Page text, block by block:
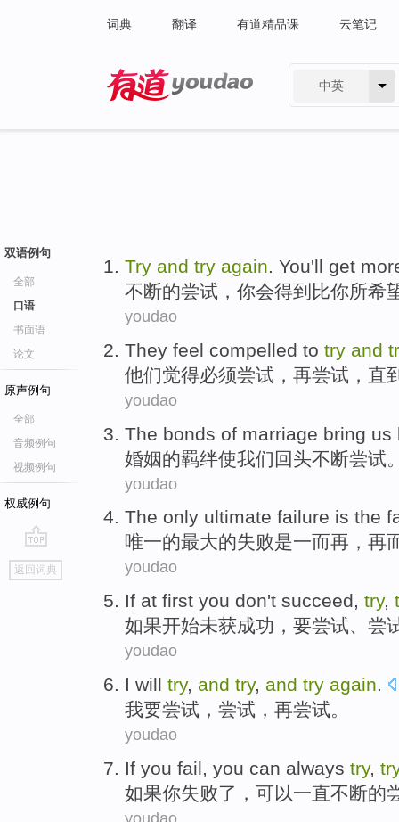
词典 翻译 有道精品课 云笔记
中英
双语例句
全部
口语
书面语
论文
原声例句
全部
音频例句
视频例句
权威例句
go
top
返回词典
Try and try again. You'll get
不断的尝试 ， 你会得到 比你所希
youdao
They feel compelled to try and
他们觉得必须尝试 ， 再尝试， 直
youdao
The bonds of marriage bring us
婚姻的羁绊使我们 回头不断尝试
youdao
The only ultimate failure is the
唯一的最大的失败是一而再 ， 再
youdao
If at first you don't succeed, try,
如果开始未获成功 ，要尝试、尝
youdao
I will try, and try, and try again.
我要尝试 ，尝试， 再尝试。
youdao
If you fail, you can always try, try
如果你失败了 ， 可以一直不断的
youdao